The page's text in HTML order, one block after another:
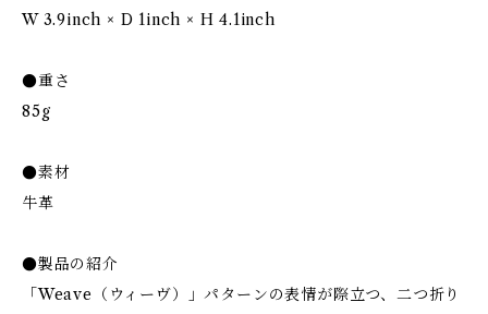
W 3.9inch × D 1inch × H 4.1inch
●重さ
85g
●素材
牛革
●製品の紹介
「Weave（ウィーヴ）」パターンの表情が際立つ、二つ折り